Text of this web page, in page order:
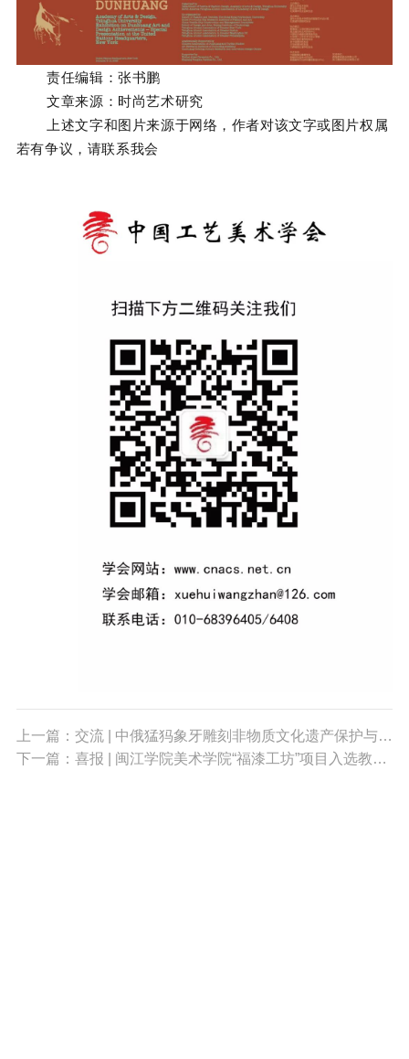
责任编辑：张书鹏
文章来源：时尚艺术研究
上述文字和图片来源于网络，作者对该文字或图片权属
若有争议，请联系我会
上一篇：交流 | 中俄猛犸象牙雕刻非物质文化遗产保护与传承合作研讨会暨中国与俄罗斯猛犸象牙雕刻艺术交流研讨会在广州举行
下一篇：喜报 | 闽江学院美术学院“福漆工坊”项目入选教育部中外人文交流中心优秀案例